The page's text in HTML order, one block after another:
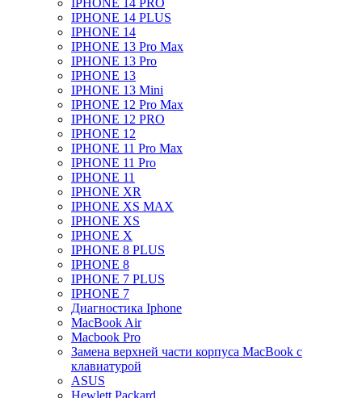
IPHONE 14 PRO
IPHONE 14 PLUS
IPHONE 14
IPHONE 13 Pro Max
IPHONE 13 Pro
IPHONE 13
IPHONE 13 Mini
IPHONE 12 Pro Max
IPHONE 12 PRO
IPHONE 12
IPHONE 11 Pro Max
IPHONE 11 Pro
IPHONE 11
IPHONE XR
IPHONE XS MAX
IPHONE XS
IPHONE X
IPHONE 8 PLUS
IPHONE 8
IPHONE 7 PLUS
IPHONE 7
Диагностика Iphone
MacBook Air
Macbook Pro
Замена верхней части корпуса MacBook с
клавиатурой
ASUS
Hewlett Packard